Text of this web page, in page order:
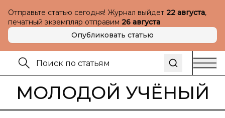
Отправьте статью сегодня! Журнал выйдет 22 августа,
печатный экземпляр отправим 26 августа
Опубликовать статью
МОЛОДОЙ УЧЁНЫЙ